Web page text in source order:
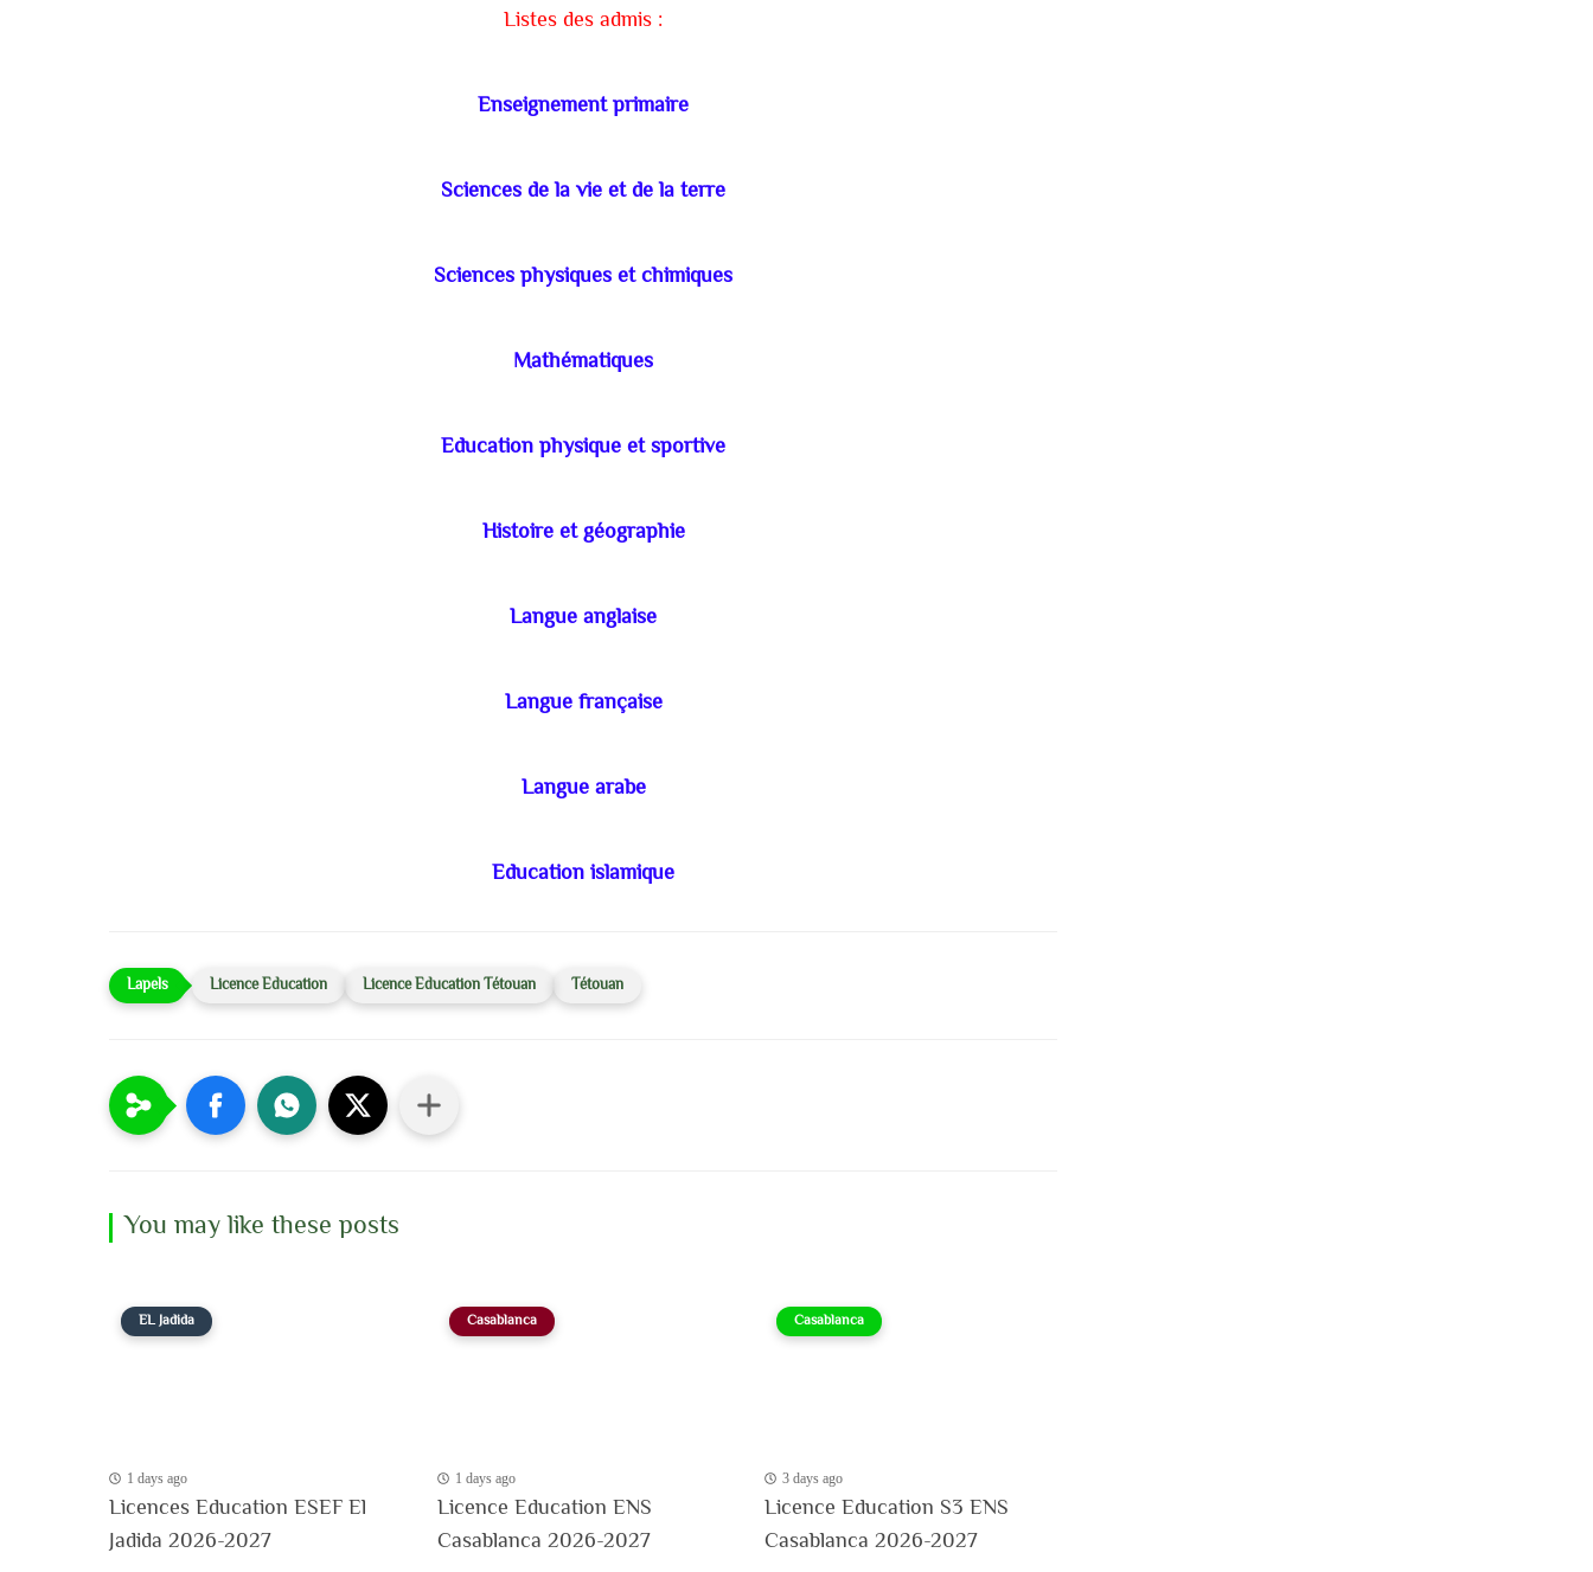
Listes des admis :
Enseignement primaire
Sciences de la vie et de la terre
Sciences physiques et chimiques
Mathématiques
Education physique et sportive
Histoire et géographie
Langue anglaise
Langue française
Langue arabe
Education islamique
Licence Education Licence Education Tétouan Tétouan
You may like these posts
EL Jadida
1 days ago
Licences Education ESEF El
Jadida 2026-2027
Casablanca
1 days ago
Licence Education ENS
Casablanca 2026-2027
Casablanca
3 days ago
Licence Education S3 ENS
Casablanca 2026-2027